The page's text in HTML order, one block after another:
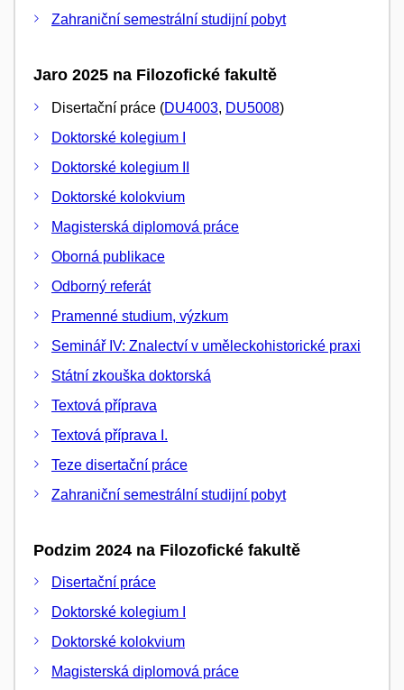
Zahraniční semestrální studijní pobyt
Jaro 2025 na Filozofické fakultě
Disertační práce (DU4003, DU5008)
Doktorské kolegium I
Doktorské kolegium II
Doktorské kolokvium
Magisterská diplomová práce
Oborná publikace
Odborný referát
Pramenné studium, výzkum
Seminář IV: Znalectví v uměleckohistorické praxi
Státní zkouška doktorská
Textová příprava
Textová příprava I.
Teze disertační práce
Zahraniční semestrální studijní pobyt
Podzim 2024 na Filozofické fakultě
Disertační práce
Doktorské kolegium I
Doktorské kolokvium
Magisterská diplomová práce